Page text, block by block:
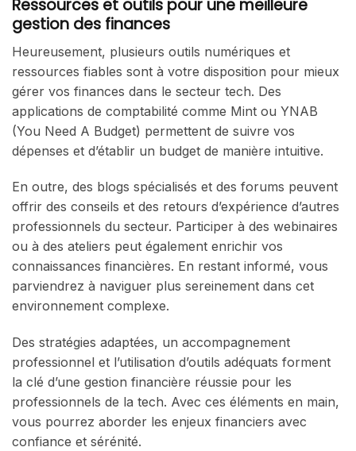
Ressources et outils pour une meilleure
gestion des finances
Heureusement, plusieurs outils numériques et
ressources fiables sont à votre disposition pour mieux
gérer vos finances dans le secteur tech. Des
applications de comptabilité comme Mint ou YNAB
(You Need A Budget) permettent de suivre vos
dépenses et d’établir un budget de manière intuitive.
En outre, des blogs spécialisés et des forums peuvent
offrir des conseils et des retours d’expérience d’autres
professionnels du secteur. Participer à des webinaires
ou à des ateliers peut également enrichir vos
connaissances financières. En restant informé, vous
parviendrez à naviguer plus sereinement dans cet
environnement complexe.
Des stratégies adaptées, un accompagnement
professionnel et l’utilisation d’outils adéquats forment
la clé d’une gestion financière réussie pour les
professionnels de la tech. Avec ces éléments en main,
vous pourrez aborder les enjeux financiers avec
confiance et sérénité.